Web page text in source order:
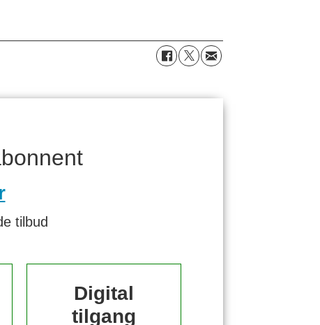
tilbud
Digital
tilgang